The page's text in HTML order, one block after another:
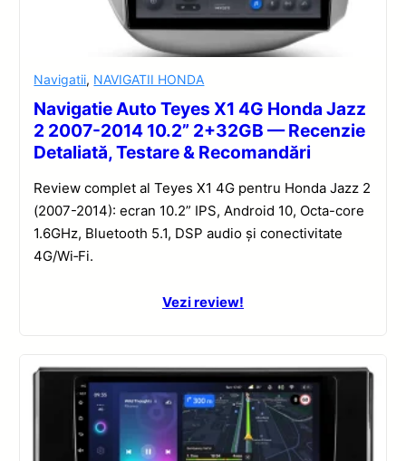
Navigatii, NAVIGATII HONDA
Navigatie Auto Teyes X1 4G Honda Jazz
2 2007-2014 10.2” 2+32GB — Recenzie
Detaliată, Testare & Recomandări
Review complet al Teyes X1 4G pentru Honda Jazz 2
(2007-2014): ecran 10.2” IPS, Android 10, Octa-core
1.6GHz, Bluetooth 5.1, DSP audio și conectivitate
4G/Wi‑Fi.
Vezi review!